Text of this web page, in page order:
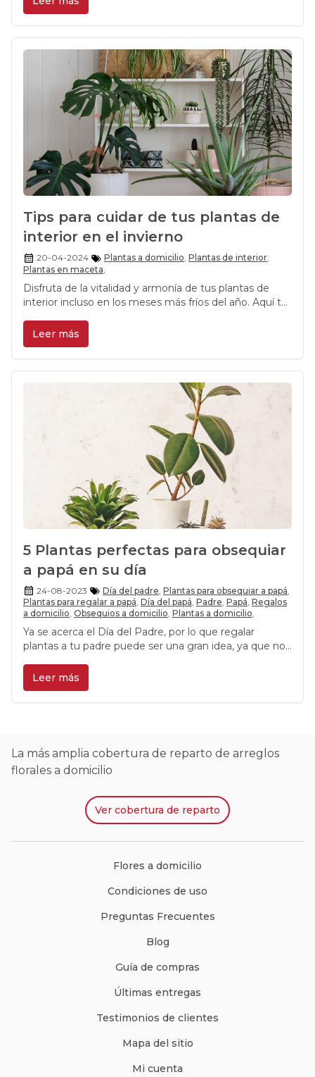
prosperan en condiciones de poca luz. Aquí en
Rosalinda,
Tips para cuidar de tus plantas de
interior en el invierno
20-04-2024 Plantas a domicilio Plantas de interior
Plantas en maceta
Disfruta de la vitalidad y armonía de tus plantas de
interior incluso en los meses más fríos del año. Aquí te
Leer más
5 Plantas perfectas para obsequiar
a papá en su día
24-08-2023 Día del padre Plantas para obsequiar a papá
Plantas para regalar a papá, Día del papá, Padre, Papá, Regalos
a domicilio, Obsequios a domicilio, Plantas a domicilio,
Ya se acerca el Día del Padre, por lo que regalar
plantas a tu padre puede ser una gran idea, ya que no
obsequiando un ser vivo, es decir, una forma de vida
que necesitará de sus cuidados para tener un largo
tiempo de vida y nadie mejor para ofrecer estos
Leer más
La más amplia cobertura de reparto de arreglos
florales a domicilio
Ver cobertura de reparto
Flores a domicilio
Condiciones de uso
Preguntas Frecuentes
Blog
Guía de compras
Últimas entregas
Testimonios de clientes
Mapa del sitio
Mi cuenta